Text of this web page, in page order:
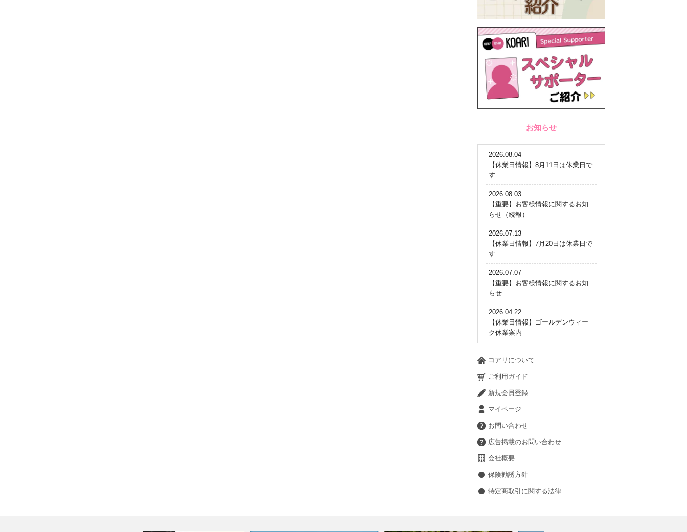
お知らせ
2026.08.04
【休業日情報】8月11日は休業日で
す
2026.08.03
【重要】お客様情報に関するお知
らせ（続報）
2026.07.13
【休業日情報】7月20日は休業日で
す
2026.07.07
【重要】お客様情報に関するお知
らせ
2026.04.22
【休業日情報】ゴールデンウィー
ク休業案内
コアリについて
ご利用ガイド
新規会員登録
マイページ
お問い合わせ
広告掲載のお問い合わせ
会社概要
保険勧誘方針
特定商取引に関する法律